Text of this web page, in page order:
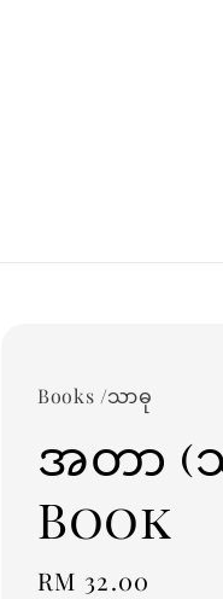
Books /သာဓု
အတာ (
Book
Regular
RM 32.00